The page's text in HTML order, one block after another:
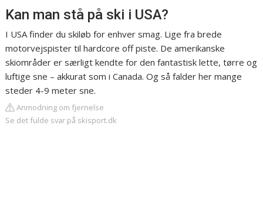
Kan man stå på ski i USA?
I USA finder du skiløb for enhver smag. Lige fra brede
motorvejspister til hardcore off piste. De amerikanske
skiområder er særligt kendte for den fantastisk lette, tørre og
luftige sne – akkurat som i Canada. Og så falder her mange
steder 4-9 meter sne.
Anmodning om fjernelse
Se det fulde svar på skisport.dk